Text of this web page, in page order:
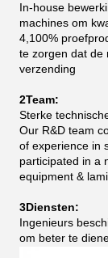
In-house
machines om
4,100%
te zorgen dat de
verzending
2Team:
Sterke
Our R&D team
of experience in
participated in a
equipment &
3Diensten:
Ingenieurs
om beter te